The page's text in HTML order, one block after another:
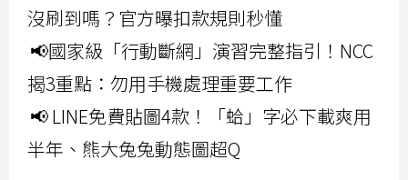
沒刷到嗎？官方曝扣款規則秒懂
📢國家級「行動斷網」演習完整指引！NCC
揭3重點：勿用手機處理重要工作
📢 LINE免費貼圖4款！「蛤」字必下載爽用
半年、熊大兔兔動態圖超Q